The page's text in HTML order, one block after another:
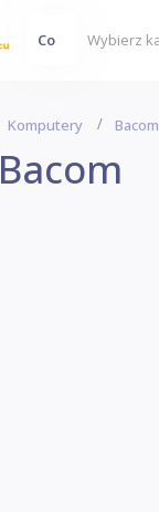
Co
Komputery Bacom
Bacom